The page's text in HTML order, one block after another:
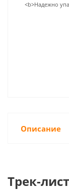
<b>Надежно
Описание
Трек-